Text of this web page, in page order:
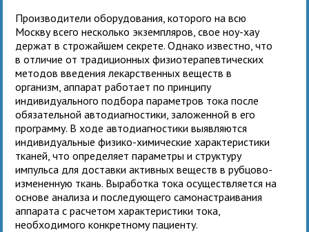
Производители оборудования, которого на всю
Москву всего несколько экземпляров, свое ноу-хау
держат в строжайшем секрете. Однако известно, что
в отличие от традиционных физиотерапевтических
методов введения лекарственных веществ в
организм, аппарат работает по принципу
индивидуального подбора параметров тока после
обязательной автодиагностики, заложенной в его
программу. В ходе автодиагностики выявляются
индивидуальные физико-химические характеристики
тканей, что определяет параметры и структуру
импульса для доставки активных веществ в рубцово-
измененную ткань. Выработка тока осуществляется на
основе анализа и последующего самонастраивания
аппарата с расчетом характеристики тока,
необходимого конкретному пациенту.